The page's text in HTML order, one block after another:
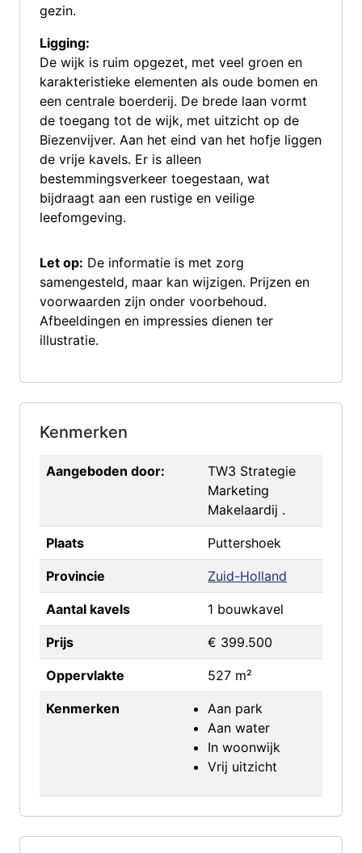
gezin.
Ligging:
De wijk is ruim opgezet, met veel groen en
karakteristieke elementen als oude bomen en
een centrale boerderij. De brede laan vormt
de toegang tot de wijk, met uitzicht op de
Biezenvijver. Aan het eind van het hofje liggen
de vrije kavels. Er is alleen
bestemmingsverkeer toegestaan, wat
bijdraagt aan een rustige en veilige
leefomgeving.
Let op: De informatie is met zorg
samengesteld, maar kan wijzigen. Prijzen en
voorwaarden zijn onder voorbehoud.
Afbeeldingen en impressies dienen ter
illustratie.
Kenmerken
Aangeboden door:
TW3 Strategie
Marketing
Makelaardij .
Plaats Puttershoek
Provincie Zuid-Holland
Aantal kavels 1 bouwkavel
Prijs € 399.500
Oppervlakte 527 m²
Kenmerken
Aan park
Aan water
In woonwijk
Vrij uitzicht